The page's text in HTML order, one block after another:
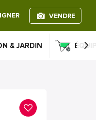
VENDRE
& JARDIN ›